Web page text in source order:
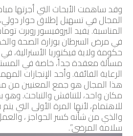
وقد ساهمت الأبحاث التي أجرتها
المجال في تسهيل إطلاق حوار دولي،
المناسبة. يفيد البروفيسور روبرت
في مرض السرطان بوزارة الصحة
حكومة ولاية فيكتوريا الأسترالية،
مسألة معقدة جداً، خاصة في
الرعاية الفائقة. وأحد الإنجازات
هذا المجال هو جمع المعنيين من
مكان واحد، للتناقش والتباحث. وهو
للاهتمام، لأنها المرة الأولى التي
والذي من شأنه كسر الحواجز ،
سلامة المرضى”.